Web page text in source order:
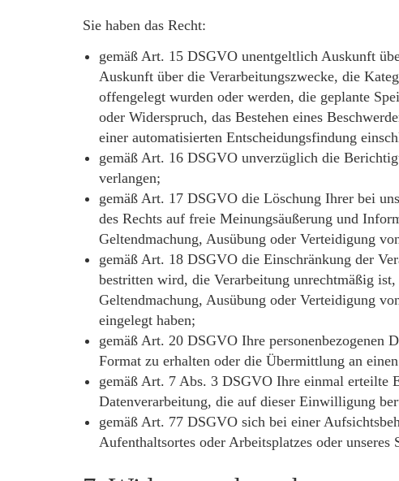
Sie haben das Recht:
gemäß Art. 15 DSGVO unentgeltlich Auskunft
Auskunft über die Verarbeitungszwecke, die
offengelegt wurden oder werden, die geplante
oder Widerspruch, das Bestehen eines
einer automatisierten Entscheidungsfindung
gemäß Art. 16 DSGVO unverzüglich die
verlangen;
gemäß Art. 17 DSGVO die Löschung Ihrer bei
des Rechts auf freie Meinungsäußerung und
Geltendmachung, Ausübung oder Verteidigung
gemäß Art. 18 DSGVO die Einschränkung der
bestritten wird, die Verarbeitung unrechtmäßig
Geltendmachung, Ausübung oder Verteidigung
eingelegt haben;
gemäß Art. 20 DSGVO Ihre personenbezogenen
Format zu erhalten oder die Übermittlung an
gemäß Art. 7 Abs. 3 DSGVO Ihre einmal erteilte
Datenverarbeitung, die auf dieser Einwilligung
gemäß Art. 77 DSGVO sich bei einer
Aufenthaltsortes oder Arbeitsplatzes oder unseres